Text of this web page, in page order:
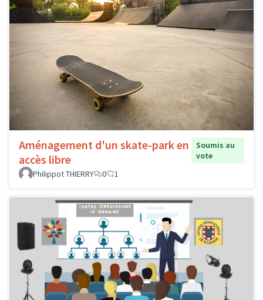
Aménagement d'un skate-park en
accès libre
Soumis au
vote
Philippot THIERRY
0 1